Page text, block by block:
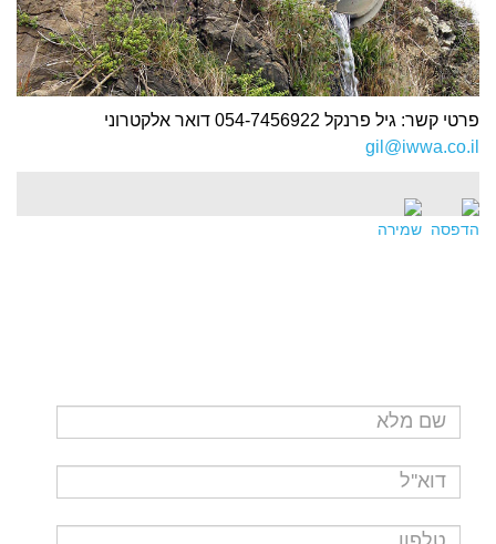
פרטי קשר: גיל פרנקל 054-7456922 דואר אלקטרוני
gil@iwwa.co.il
הדפסה שמירה